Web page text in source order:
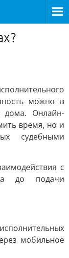
можно в
дома. Онлайн-
время, но и
судебными
с
до подачи
мобильное